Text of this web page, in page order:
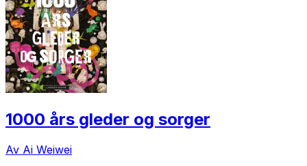
1000 års gleder og sorger
Av Ai Weiwei